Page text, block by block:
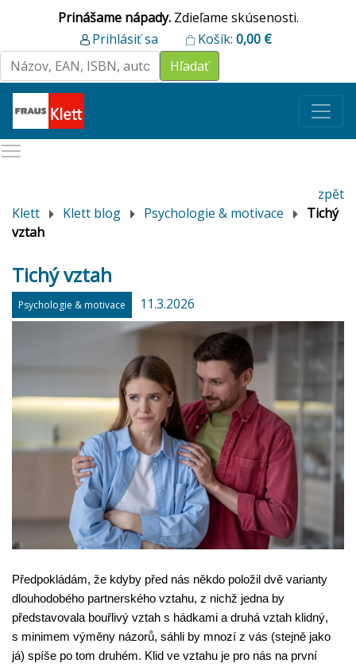
Prinášame nápady.Zdieľame skúsenosti.
Prihlásiť sa
Košík: 0,00 €
zpět
Klett
Klett blog Psychologie & motivace
Tichý
vztah
Tichý vztah
Psychologie & motivace 11.3.2026
Předpokládám, že kdyby před nás někdo položil dvě varianty
dlouhodobého partnerského vztahu, z nichž jedna by
představovala bouřlivý vztah s hádkami a druhá vztah klidný,
s minimem výměny názorů, sáhli by mnozí z vás (stejně jako
já) spíše po tom druhém. Klid ve vztahu je pro nás na první